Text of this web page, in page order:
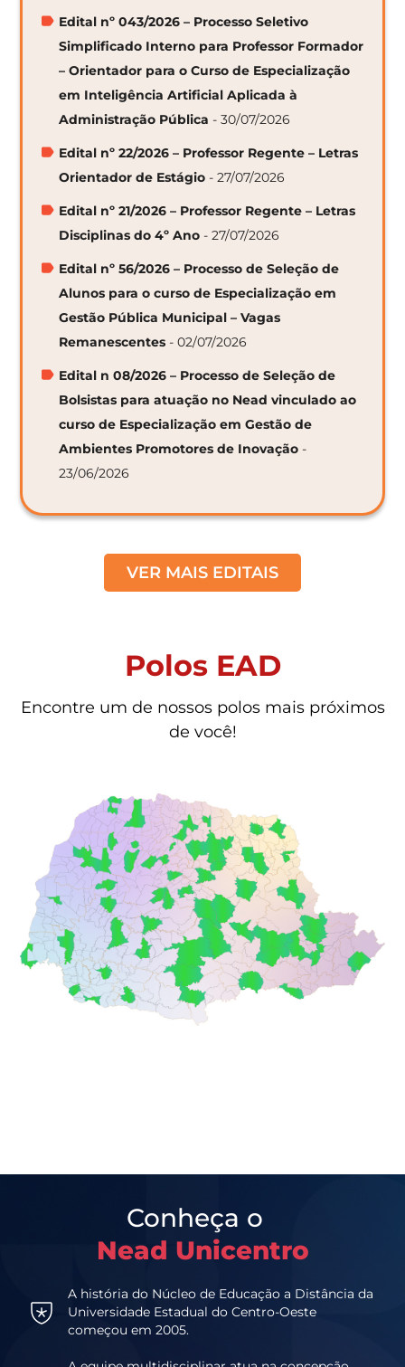
Edital nº 043/2026 – Processo Seletivo
Simplificado Interno para Professor Formador
– Orientador para o Curso de Especialização
em Inteligência Artificial Aplicada à
Administração Pública - 30/07/2026
Edital nº 22/2026 – Professor Regente – Letras
Orientador de Estágio - 27/07/2026
Edital nº 21/2026 – Professor Regente – Letras
Disciplinas do 4º Ano - 27/07/2026
Edital nº 56/2026 – Processo de Seleção de
Alunos para o curso de Especialização em
Gestão Pública Municipal – Vagas
Remanescentes - 02/07/2026
Edital n 08/2026 – Processo de Seleção de
Bolsistas para atuação no Nead vinculado ao
curso de Especialização em Gestão de
Ambientes Promotores de Inovação -
23/06/2026
VER MAIS EDITAIS
Polos EAD
Encontre um de nossos polos mais próximos
de você!
Conheça o
Nead Unicentro
A história do Núcleo de Educação a Distância da
Universidade Estadual do Centro-Oeste
começou em 2005.